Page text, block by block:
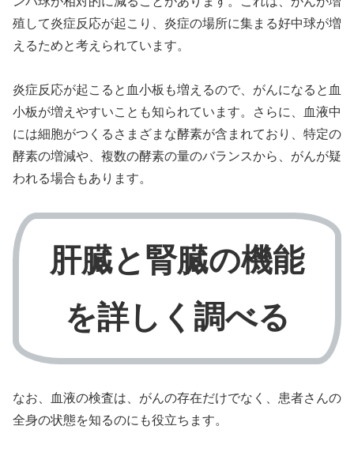
殖して炎症反応が起こり、炎症の場所に集まる好中球が増
えるためと考えられています。
炎症反応が起こると血小板も増えるので、がんになると血
小板が増えやすいことも知られています。さらに、血液中
には細胞がつくるさまざまな酵素が含まれており、特定の
酵素の増減や、複数の酵素の量のバランスから、がんが疑
われる場合もあります。
肝臓と腎臓の機能
を詳しく調べる
なお、血液の検査は、がんの存在だけでなく、患者さんの
全身の状態を知るのにも役立ちます。